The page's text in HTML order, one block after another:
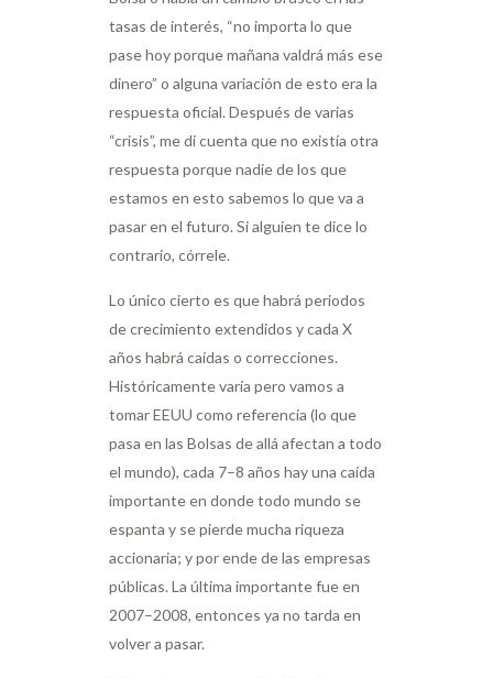
tasas de interés, “no importa lo que
pase hoy porque mañana valdrá más ese
dinero” o alguna variación de esto era la
respuesta oficial. Después de varias
“crisis”, me di cuenta que no existía otra
respuesta porque nadie de los que
estamos en esto sabemos lo que va a
pasar en el futuro. Si alguien te dice lo
contrario, córrele.
Lo único cierto es que habrá periodos
de crecimiento extendidos y cada X
años habrá caídas o correcciones.
Históricamente varía pero vamos a
tomar EEUU como referencia (lo que
pasa en las Bolsas de allá afectan a todo
el mundo), cada 7–8 años hay una caída
importante en donde todo mundo se
espanta y se pierde mucha riqueza
accionaria; y por ende de las empresas
públicas. La última importante fue en
2007–2008, entonces ya no tarda en
volver a pasar.